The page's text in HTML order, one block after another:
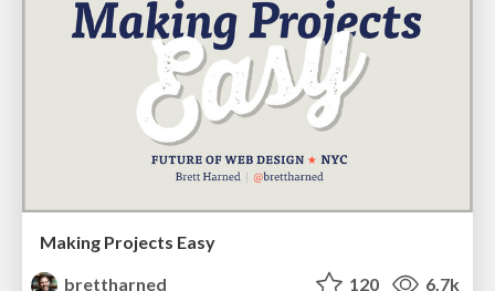
Making Projects Easy
brettharned
120 6.7k